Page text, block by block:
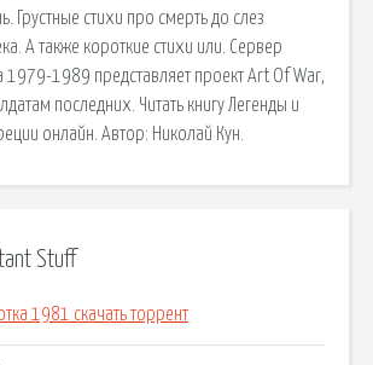
Грустные стихи про смерть до слез
А также короткие стихи или. Сервер
1979-1989 представляет проект Art Of War,
последних. Читать книгу Легенды и
онлайн. Автор: Николай Кун.
Stuff
1981 скачать торрент